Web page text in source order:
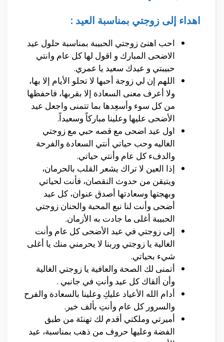
اهداء إلى زوجتي بمناسبة العيد :
احب اهنئ زوجتي الحبيبة بمناسبة حلول عيد
الاضحى المبارك و اقول لها كل عام وانتي
حبيبتي و عيدك سعيد يا عمري.
اللهم إن لي زوجة أحبها لا تحلو الأيام إلا بها،
ولا أعرف معنى السعادة إلا بقربها، فاحفظها
من كل سوء وأسعِدها بما تتمنى واجعل عيد
الأضحى عليها وعلينا مباركاً وسعيداً.
اول عيد اضحى مع قصه حبي مع زوجتي
الغاليه وحب حياتي أنتي السعادة والفرحة
والدفء كل عام وأنتي حياتي.
إذا العين لا تراك يشعر القلب بالحرمان،
ويتيقن من حدوث النقصان، فأنت لحياتي
وبهجتها وسعادتها أصدق عنوان، كل عيد
أضحى وأنت لنا نبع المحبة والحنان زوجتي
الحبيبة أغلى ما جادت به الأزمان.
إلى زوجتي في عيد الأضحى كل عام وأنت
الغالية يا زوجتي وربنا لا يحرمني منك يا أغلى
شيء بحياتي.
أتمنى لك الصحة والعافية يا زوجتي الغالية
وأن ألقاك كل عيد وأنتِ في جانبي .
أدام الله الأعياد عليكِ وعلينا بالسعادة والفرح
والسرور كل عام وأنتِ بألف خير.
أميرتي وملكتي أقدم لك تهنئة من طبق
الفضة وعليها حروف من ذهب بمناسبة، عيد